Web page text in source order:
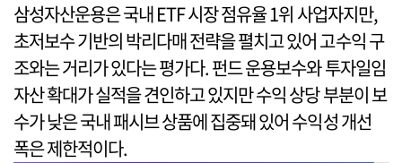
삼성자산운용은 국내 ETF 시장 점유율 1위 사업자지만,
초저보수 기반의 박리다매 전략을 펼치고 있어 고수익 구
조와는 거리가 있다는 평가다. 펀드 운용보수와 투자일임
자산 확대가 실적을 견인하고 있지만 수익 상당 부분이 보
수가 낮은 국내 패시브 상품에 집중돼 있어 수익성 개선
폭은 제한적이다.